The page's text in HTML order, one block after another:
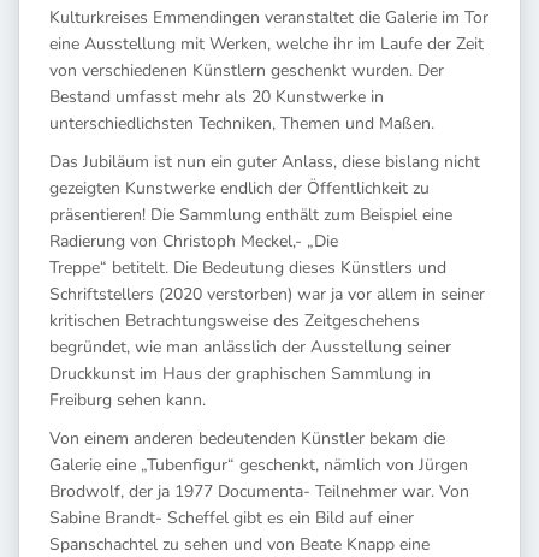
Kulturkreises Emmendingen veranstaltet die Galerie im Tor
eine Ausstellung mit Werken, welche ihr im Laufe der Zeit
von verschiedenen Künstlern geschenkt wurden. Der
Bestand umfasst mehr als 20 Kunstwerke in
unterschiedlichsten Techniken, Themen und Maßen.
Das Jubiläum ist nun ein guter Anlass, diese bislang nicht
gezeigten Kunstwerke endlich der Öffentlichkeit zu
präsentieren! Die Sammlung enthält zum Beispiel eine
Radierung von Christoph Meckel,- „Die
Treppe“ betitelt. Die Bedeutung dieses Künstlers und
Schriftstellers (2020 verstorben) war ja vor allem in seiner
kritischen Betrachtungsweise des Zeitgeschehens
begründet, wie man anlässlich der Ausstellung seiner
Druckkunst im Haus der graphischen Sammlung in
Freiburg sehen kann.
Von einem anderen bedeutenden Künstler bekam die
Galerie eine „Tubenfigur“ geschenkt, nämlich von Jürgen
Brodwolf, der ja 1977 Documenta- Teilnehmer war. Von
Sabine Brandt- Scheffel gibt es ein Bild auf einer
Spanschachtel zu sehen und von Beate Knapp eine